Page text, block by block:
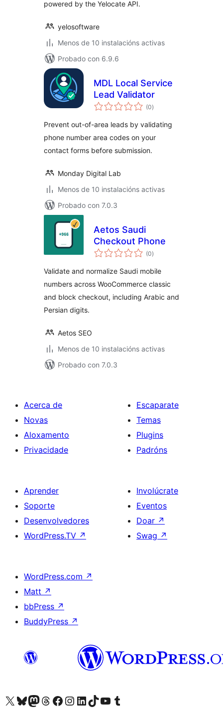
powered by the Yelocate API.
yelosoftware
Menos de 10 instalacións activas
Probado con 6.9.6
MDL Local Service
Lead Validator
(0valoracións
totais
)
Prevent out-of-area leads by validating
phone number area codes on your
contact forms before submission.
Monday Digital Lab
Menos de 10 instalacións activas
Probado con 7.0.3
Aetos Saudi
Checkout Phone
(0valoracións
totais
)
Validate and normalize Saudi mobile
numbers across WooCommerce classic
and block checkout, including Arabic and
Persian digits.
Aetos SEO
Menos de 10 instalacións activas
Probado con 7.0.3
Acerca de
Novas
Aloxamento
Privacidade
Escaparate
Temas
Plugins
Padróns
Aprender
Soporte
Desenvolvedores
WordPress.TV ↗
Involúcrate
Eventos
Doar ↗
Swag ↗
WordPress.com ↗
Matt ↗
bbPress ↗
BuddyPress ↗
Visita la cuenta de X (anteriormente Twitter)
Visita a nosa conta de Bluesky
Visita a nosa conta de Mastodon
Visita a nosa conta de Threads
Visita a nosa páxina de Facebook
Visita a nosa conta de Instagram
Visita a nosa conta de LinkedIn
Visita a nosa conta de TikTok
Visita a nosa canle de YouTube
Visita a nosa conta de Tumblr